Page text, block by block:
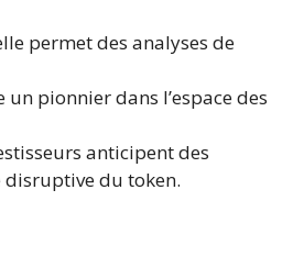
permet des analyses de
un pionnier dans l’espace des
anticipent des
du token.